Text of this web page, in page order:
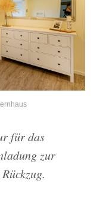
für das
zur